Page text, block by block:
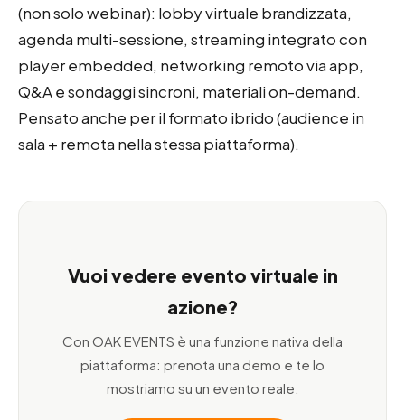
(non solo webinar): lobby virtuale brandizzata,
agenda multi-sessione, streaming integrato con
player embedded, networking remoto via app,
Q&A e sondaggi sincroni, materiali on-demand.
Pensato anche per il formato ibrido (audience in
sala + remota nella stessa piattaforma).
Vuoi vedere evento virtuale in
azione?
Con OAK EVENTS è una funzione nativa della
piattaforma: prenota una demo e te lo
mostriamo su un evento reale.